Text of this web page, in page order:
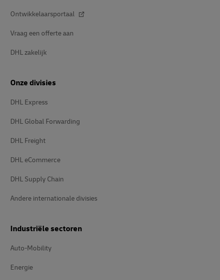
Ontwikkelaarsportaal
Vraag een offerte aan
DHL zakelijk
Onze divisies
DHL Express
DHL Global Forwarding
DHL Freight
DHL eCommerce
DHL Supply Chain
Andere internationale divisies
Industriële sectoren
Auto-Mobility
Energie